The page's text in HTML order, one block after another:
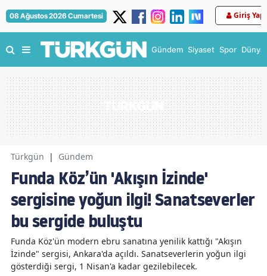
08 Ağustos 2026 Cumartesi Giriş Yap
Gündem Siyaset Spor Dünya
Türkgün | Gündem
Funda Köz’ün 'Akışın İzinde'
sergisine yoğun ilgi! Sanatseverler
bu sergide buluştu
Funda Köz'ün modern ebru sanatına yenilik kattığı "Akışın
İzinde" sergisi, Ankara'da açıldı. Sanatseverlerin yoğun ilgi
gösterdiği sergi, 1 Nisan'a kadar gezilebilecek.